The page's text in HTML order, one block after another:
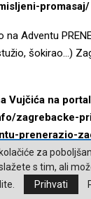
promasaj/
Adventu
šokirao…)
Vujčića na
zagrebacke-
prenerazio-
na Zametu:
za
s tim, ali
Prihvati